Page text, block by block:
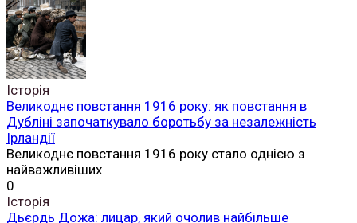
Історія
Великоднє повстання 1916 року: як повстання в
Дубліні започаткувало боротьбу за незалежність
Ірландії
Великоднє повстання 1916 року стало однією з
найважливіших
0
Історія
Дьєрдь Дожа: лицар, який очолив найбільше